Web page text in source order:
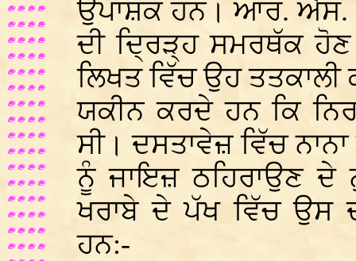
ਉਪਾਸ਼ਕ ਹਨ। ਆਰ. ਐਸ.
ਦੀ ਦ੍ਰਿੜ੍ਹ ਸਮਰਥੱਕ
ਲਿਖਤ ਵਿੱਚ ਉਹ ਤਤਕਾਲੀ
ਯਕੀਨ ਕਰਦੇ ਹਨ ਕਿ
ਸੀ। ਦਸਤਾਵੇਜ਼ ਵਿੱਚ
ਨੂੰ ਜਾਇਜ਼ ਠਹਿਰਾਉਣ
ਖਰਾਬੇ ਦੇ ਪੱਖ ਵਿੱਚ ਉਸ
ਹਨ:-